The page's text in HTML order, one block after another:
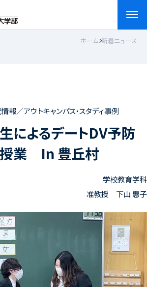
English
ホーム 新着ニュース
報／アウトキャンパス・スタディ事例
によるデートDV予防
業 In 豊丘村
学校教育学科
准教授 下山 惠子